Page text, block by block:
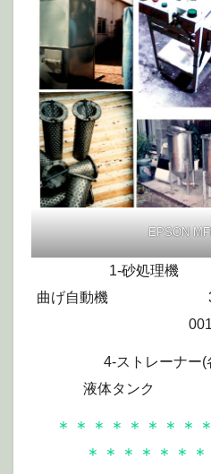
EPSON
1-砂処理
曲げ自動機 3-ユー
001
4-ストレーナー(
液体タンク
＊＊＊＊＊＊＊＊
＊＊＊＊＊＊